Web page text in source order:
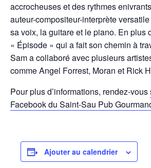
accrocheuses et des rythmes
auteur-compositeur-interprète
sa voix, la guitare et le piano. En plus
« Épisode » qui a fait son chemin à
Sam a collaboré avec plusieurs
comme Angel Forrest, Moran et Rick
Pour plus d’informations, rendez-vous
Facebook du Saint-Sau Pub
Ajouter au calendrier